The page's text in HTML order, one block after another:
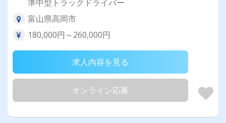
準中型トラックドライバー
富山県高岡市
180,000円～260,000円
求人内容を見る
オンライン応募